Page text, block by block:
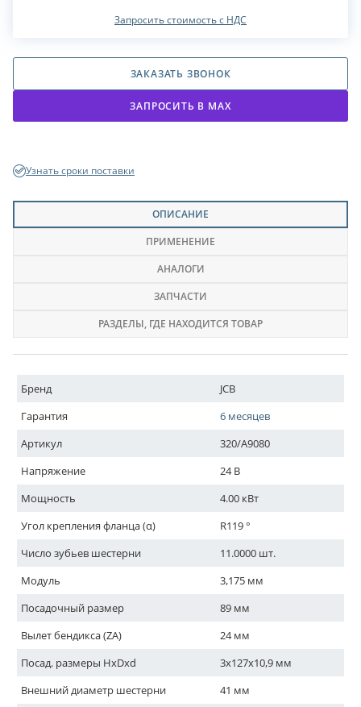
Запросить стоимость с НДС
ЗАКАЗАТЬ ЗВОНОК
ЗАПРОСИТЬ В МАХ
Узнать сроки поставки
ОПИСАНИЕ
ПРИМЕНЕНИЕ
АНАЛОГИ
ЗАПЧАСТИ
РАЗДЕЛЫ, ГДЕ НАХОДИТСЯ ТОВАР
Бренд
JCB
Гарантия
6 месяцев
Артикул
320/A9080
Напряжение
24 В
Мощность
4.00 кВт
Угол крепления фланца (α)
R119 °
Число зубьев шестерни
11.0000 шт.
Модуль
3,175 мм
Посадочный размер
89 мм
Вылет бендикса (ZA)
24 мм
Посад. размеры HxDxd
3x127x10,9 мм
Внешний диаметр шестерни
41 мм